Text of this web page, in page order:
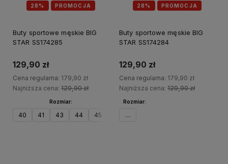
28% PROMOCJA
Buty sportowe męskie BIG
STAR SS174285
129,90 zł
Cena regularna: 179,90 zł
Najniższa cena: 129,90 zł
Rozmiar:
40 41 43 44 45
28% PROMOCJA
Buty sportowe męskie BIG
STAR SS174284
129,90 zł
Cena regularna: 179,90 zł
Najniższa cena: 129,90 zł
Rozmiar:
41